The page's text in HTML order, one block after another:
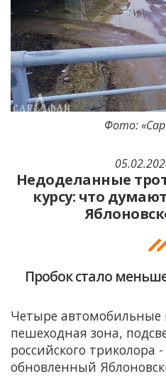
Недоделанные
курсу: что
Пробок стало
Фото:
Четыре автомобильные
пешеходная зона,
российского триколора
обновленный